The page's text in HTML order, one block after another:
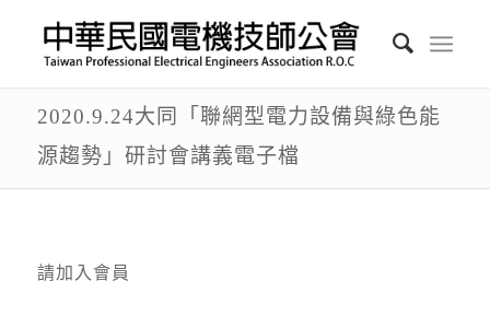
2020.9.24大同「聯網型電力設備與綠色能
源趨勢」研討會講義電子檔
請加入會員